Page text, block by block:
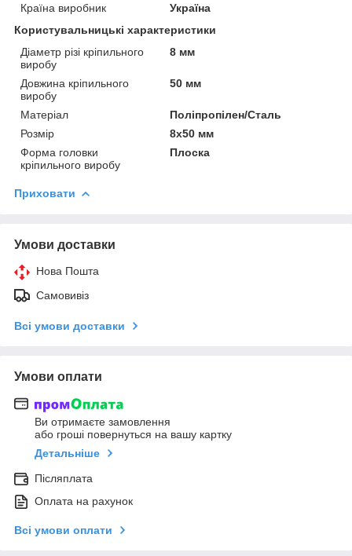
Країна виробник
Україна
Користувальницькі характеристики
Діаметр різі кріпильного
виробу
8 мм
Довжина кріпильного
виробу
50 мм
Матеріал
Поліпропілен/Сталь
Розмір
8х50 мм
Форма головки
кріпильного виробу
Плоска
Приховати
Умови доставки
Нова Пошта
Самовивіз
Всі умови доставки
Умови оплати
Ви отримаєте замовлення
або гроші повернуться на вашу картку
Детальніше
Післяплата
Оплата на рахунок
Всі умови оплати